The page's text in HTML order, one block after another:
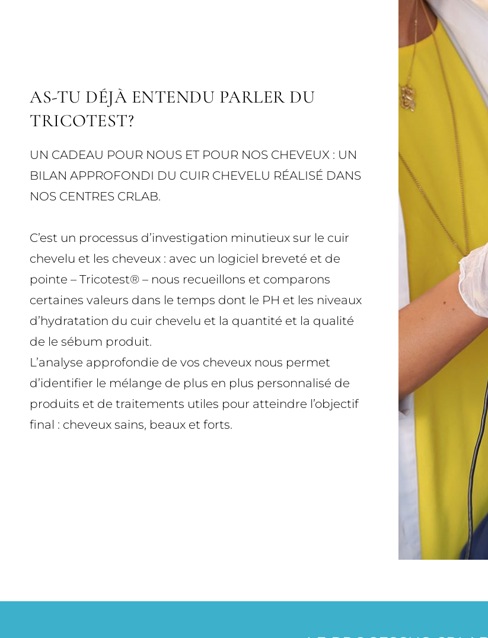
AS-TU DÉJÀ ENTENDU PARLER DU
TRICOTEST?
UN CADEAU POUR NOUS ET POUR NOS CHEVEUX : UN
BILAN APPROFONDI DU CUIR CHEVELU RÉALISÉ DANS
NOS CENTRES CRLAB.
C’est un processus d’investigation minutieux sur le cuir
chevelu et les cheveux : avec un logiciel breveté et de
pointe – Tricotest® – nous recueillons et comparons
certaines valeurs dans le temps dont le PH et les niveaux
d’hydratation du cuir chevelu et la quantité et la qualité
de le sébum produit.
L’analyse approfondie de vos cheveux nous permet
d’identifier le mélange de plus en plus personnalisé de
produits et de traitements utiles pour atteindre l’objectif
final : cheveux sains, beaux et forts.